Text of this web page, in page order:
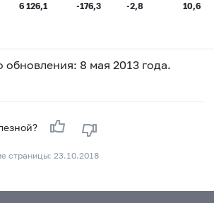
6 126,1 -176,3 -2,8 10,6
обновления: 8 мая 2013 года.
страницы: 23.10.2018